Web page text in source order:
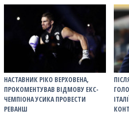
НАСТАВНИК РІКО ВЕРХОВЕНА,
ПРОКОМЕНТУВАВ ВІДМОВУ ЕКС-
ЧЕМПІОНА УСИКА ПРОВЕСТИ
РЕВАНШ